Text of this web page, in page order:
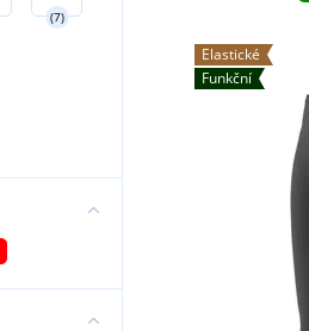
(7)
Elastické
Funkční